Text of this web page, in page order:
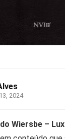
2024
Wiersbe –